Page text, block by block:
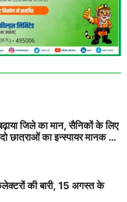
बढ़ाया जिले का मान, सैनिकों के लिए
छात्राओं का इन्स्पायर मानक में
की बारी, 15 अगस्त के